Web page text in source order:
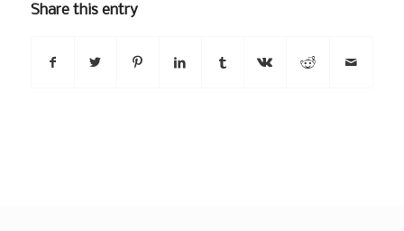
Share this entry